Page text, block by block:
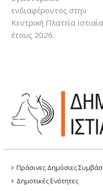
ενδιαφέροντος στην
Κεντρική Πλατεία
έτους 2026.
Πράσινες Δημόσιες
Δημοτικές Ενότητες